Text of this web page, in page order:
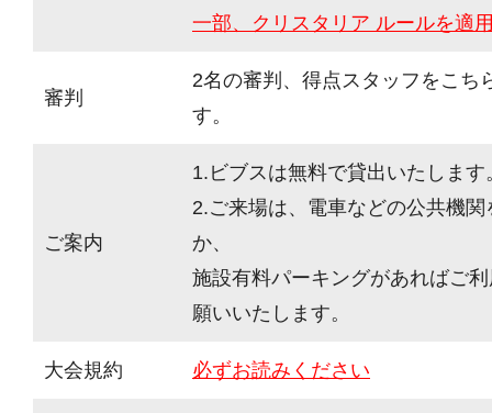
一部、クリスタリア ルールを適
審判
2名の審判、得点スタッフをこち
す。
ご案内
1.ビブスは無料で貸出いたします
2.ご来場は、電車などの公共機
か、
施設有料パーキングがあればご
願いいたします。
大会規約 必ずお読みください